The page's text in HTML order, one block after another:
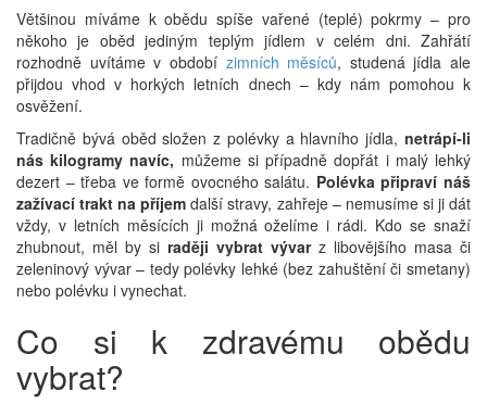
Většinou míváme k obědu spíše vařené (teplé) pokrmy – pro
někoho je oběd jediným teplým jídlem v celém dni. Zahřátí
rozhodně uvítáme v období zimních měsíců, studená jídla ale
přijdou vhod v horkých letních dnech – kdy nám pomohou k
osvěžení.
Tradičně bývá oběd složen z polévky a hlavního jídla, netrápí-li
nás kilogramy navíc, můžeme si případně dopřát i malý lehký
dezert – třeba ve formě ovocného salátu. Polévka připraví náš
zažívací trakt na příjem další stravy, zahřeje – nemusíme si ji dát
vždy, v letních měsících ji možná oželíme i rádi. Kdo se snaží
zhubnout, měl by si raději vybrat vývarz libovějšího masa či
zeleninový vývar – tedy polévky lehké (bez zahuštění či smetany)
nebo polévku i vynechat.
Co si k zdravému obědu
vybrat?